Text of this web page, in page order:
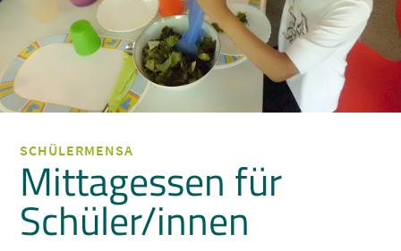
SCHÜLERMENSA
Mittagessen für
Schüler/innen